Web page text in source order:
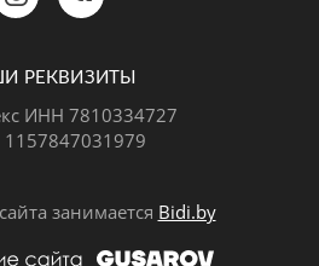
РЕКВИЗИТЫ
ИНН 7810334727
занимается Bidi.by
Telegram